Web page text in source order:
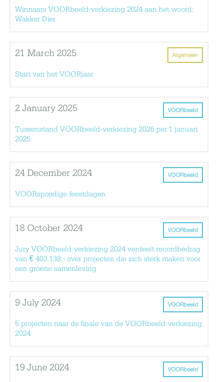
Winnaars VOORbeeld-verkiezing 2024 aan het woord:
Wakker Dier
Algemeen
21 March 2025
Start van het VOORjaar
VOORbeeld
2 January 2025
Tussenstand VOORbeeld-verkiezing 2026 per 1 januari
2025
VOORbeeld
24 December 2024
VOORspoedige feestdagen
VOORbeeld
18 October 2024
Jury VOORbeeld-verkiezing 2024 verdeelt recordbedrag
van € 403.138,- over projecten die zich sterk maken voor
een groene samenleving
VOORbeeld
9 July 2024
5 projecten naar de finale van de VOORbeeld-verkiezing
2024
VOORbeeld
19 June 2024